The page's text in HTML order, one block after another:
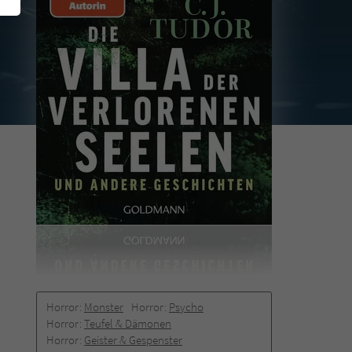
Horror: Monster Horror: Psycho
Horror: Teufel & Dämonen
Horror: Geister & Gespenster